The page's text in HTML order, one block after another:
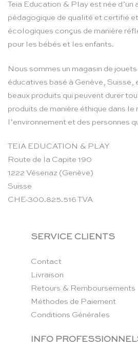
Teia Education & Play est née d’un
pédagogique de qualité et certifié
écologiques conçus de manière
pour les bébés et les enfants.
Nous sommes un magasin de
éducatives basé à Genève, Suisse,
beaux produits qui peuvent durer
produits de manière éthique dans le
l’environnement et des personnes
TEIA EDUCATION & PLAY
Route de la Capite 190
1222 Vésenaz (Genève)
Suisse
CHE-300.825.516 TVA
SERVICE CLIENTS
Contact
Livraison
Retours & Remboursements
Méthodes de Paiement
Conditions Générales
INFO